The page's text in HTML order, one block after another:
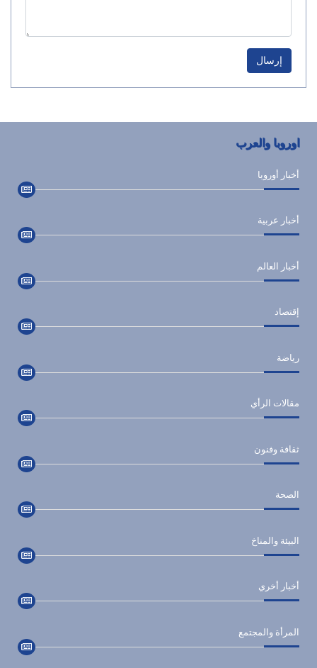
إرسال
اوروبا والعرب
أخبار أوروبا
أخبار عربية
أخبار العالم
إقتصاد
رياضة
مقالات الرأي
ثقافة وفنون
الصحة
البيئة والمناخ
أخبار أخري
المرأة والمجتمع